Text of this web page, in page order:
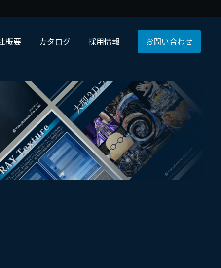
概要 カタログ 採用情報 お問い合わせ